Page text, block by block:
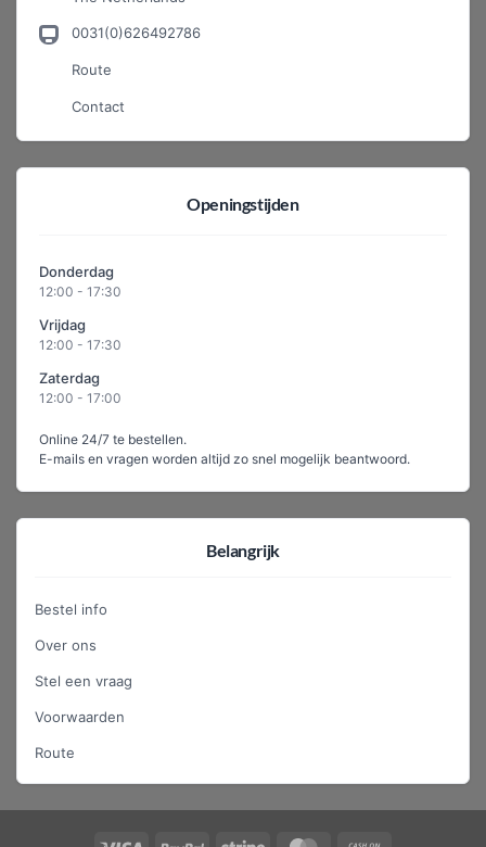
0031(0)626492786
Route
Contact
Openingstijden
Donderdag
12:00 - 17:30
Vrijdag
12:00 - 17:30
Zaterdag
12:00 - 17:00
Online 24/7 te bestellen.
E-mails en vragen worden altijd zo snel mogelijk beantwoord.
Belangrijk
Bestel info
Over ons
Stel een vraag
Voorwaarden
Route